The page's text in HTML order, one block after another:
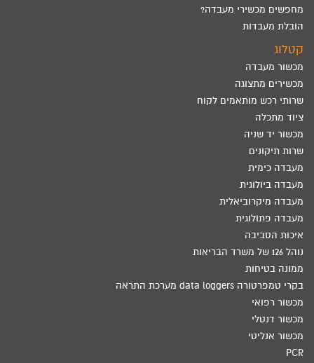
מחפשים מכשירי מעבדה?
הובלת מעבדות
קטלוג
מכשור מעבדה
מכשירים מתצוגה
שרותי רכש מותאמים לקוח
ציוד מתכלה
מכשור יד שניה
שרות תיקונים
מעבדה כימית
מעבדה ביולוגית
מעבדה מיקרוביאלית
מעבדה פתולוגית
איכות הסביבה
נוהל 126 של משרד הבריאות
ממונה בטיחות
בקרי טמפרטורה data loggers מערכת התראה
מכשור רפואי
מכשור דנטלי
מכשור אנליטי
PCR